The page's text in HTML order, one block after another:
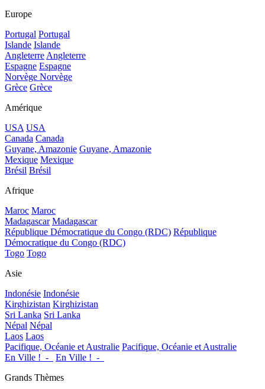
Europe
Portugal Portugal
Islande Islande
AngleterreAngleterre
Espagne Espagne
Norvège Norvège
Grèce Grèce
Amérique
USA USA
Canada Canada
Guyane, Amazonie Guyane, Amazonie
Mexique Mexique
Brésil Brésil
Afrique
Maroc Maroc
Madagascar Madagascar
République Démocratique du Congo (RDC) République
Démocratique du Congo (RDC)
Togo Togo
Asie
Indonésie Indonésie
Kirghizistan Kirghizistan
Sri Lanka Sri Lanka
Népal Népal
Laos Laos
Pacifique, Océanie et Australie Pacifique, Océanie et Australie
En Ville !_-_
En Ville !_-_
Grands Thèmes